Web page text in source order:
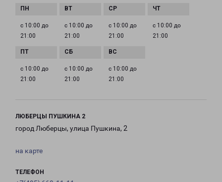
с 10:00 до
21:00
с 10:00 до
21:00
с 10:00 до
21:00
с 10:00 до
21:00
с 10:00 до
21:00
с 10:00 до
21:00
с 10:00 до
21:00
ЛЮБЕРЦЫ ПУШКИНА 2
город Люберцы, улица Пушкина, 2
на карте
ТЕЛЕФОН